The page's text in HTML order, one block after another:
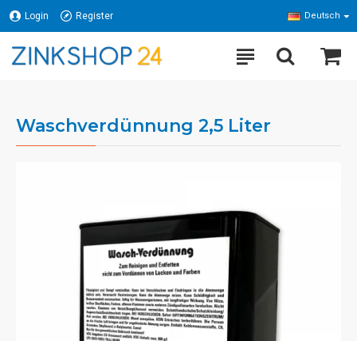
Login Register Deutsch
Waschverdünnung 2,5 Liter